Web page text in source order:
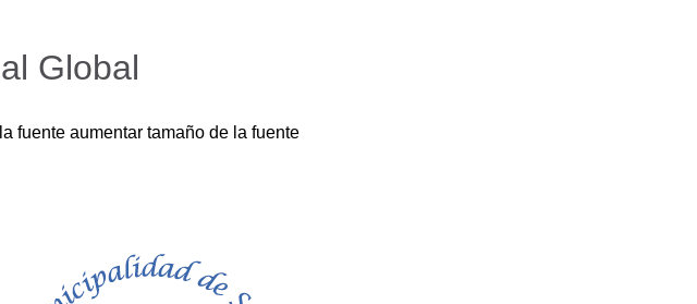
Global
fuente aumentar tamaño de la fuente